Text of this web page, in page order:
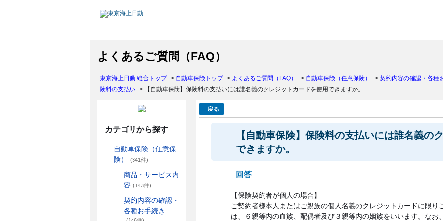
よくあるご質問（FAQ）
東京海上日動 総合トップ > 自動車保険トップ > よくあるご質問（FAQ） > 自動車保険（任意保険） > 契約内容の確認・各種
険料の支払い > 【自動車保険】保険料の支払いには誰名義のクレジットカードを使用できますか。
カテゴリから探す
自動車保険（任意保
険）
(341件)
商品・サービス内
容 (143件)
契約内容の確認・
各種お手続き
戻る
【自動車保険】保険料の支払いには誰名義の
できますか。
回答
【保険契約者が個人の場合】
ご契約者様本人またはご親族の個人名義のクレジットカードに限り
は、６親等内の血族、配偶者及び３親等内の姻族をいいます。なお